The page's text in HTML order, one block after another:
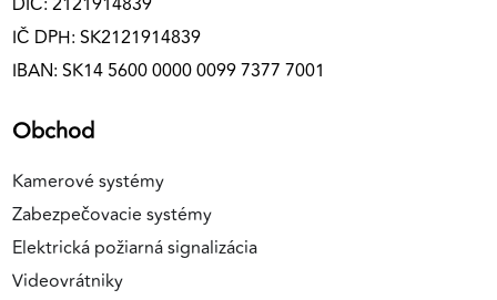
IČ DPH: SK2121914839
IBAN: SK14 5600 0000 0099 7377 7001
Obchod
Kamerové systémy
Zabezpečovacie systémy
Elektrická požiarná signalizácia
Videovrátniky